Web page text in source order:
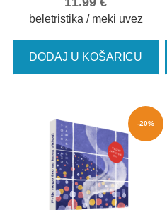
beletristika / meki uvez
DODAJ U KOŠARICU
-20%